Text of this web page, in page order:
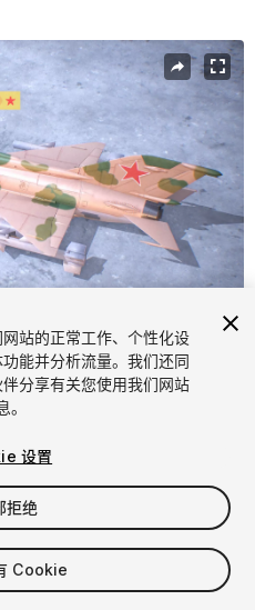
/14站的正常工作、个性化设
能并分析流量。我们还同
分享有关您使用我们网站
。
设置
拒绝
Cookie